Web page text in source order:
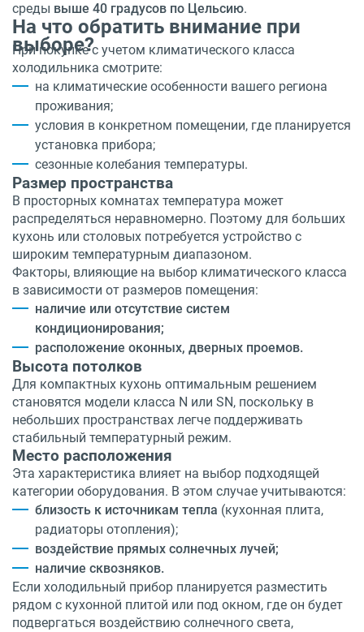
среды выше 40 градусов по Цельсию.
На что обратить внимание при
выборе?
При покупке с учетом климатического класса
холодильника смотрите:
на климатические особенности вашего региона
проживания;
условия в конкретном помещении, где планируется
установка прибора;
сезонные колебания температуры.
Размер пространства
В просторных комнатах температура может
распределяться неравномерно. Поэтому для больших
кухонь или столовых потребуется устройство с
широким температурным диапазоном.
Факторы, влияющие на выбор климатического класса
в зависимости от размеров помещения:
наличие или отсутствие систем
кондиционирования;
расположение оконных, дверных проемов.
Высота потолков
Для компактных кухонь оптимальным решением
становятся модели класса N или SN, поскольку в
небольших пространствах легче поддерживать
стабильный температурный режим.
Место расположения
Эта характеристика влияет на выбор подходящей
категории оборудования. В этом случае учитываются:
близость к источникам тепла (кухонная плита,
радиаторы отопления);
воздействие прямых солнечных лучей;
наличие сквозняков.
Если холодильный прибор планируется разместить
рядом с кухонной плитой или под окном, где он будет
подвергаться воздействию солнечного света,